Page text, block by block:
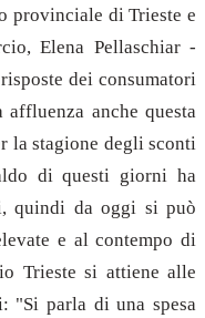
provinciale di Trieste e
Elena Pellaschiar -
dei consumatori
anche questa
la stagione degli sconti
di questi giorni ha
quindi da oggi si può
e al contempo di
Trieste si attiene alle
"Si parla di una spesa